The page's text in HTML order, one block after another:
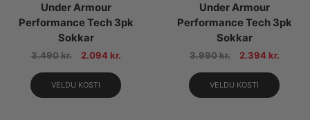
Under Armour
Performance Tech 3pk
Sokkar
3.490kr. 2.094 kr.
VELDU KOSTI
Under Armour
Performance Tech 3pk
Sokkar
3.990kr. 2.394 kr.
VELDU KOSTI